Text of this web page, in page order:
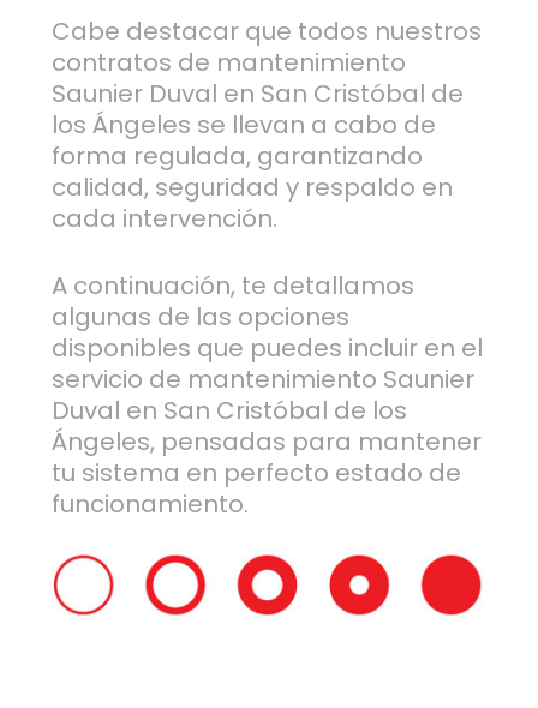
Cabe destacar que todos nuestros
contratos de mantenimiento
Saunier Duval en San Cristóbal de
los Ángeles se llevan a cabo de
forma regulada, garantizando
calidad, seguridad y respaldo en
cada intervención.
A continuación, te detallamos
algunas de las opciones
disponibles que puedes incluir en el
servicio de mantenimiento Saunier
Duval en San Cristóbal de los
Ángeles, pensadas para mantener
tu sistema en perfecto estado de
funcionamiento.